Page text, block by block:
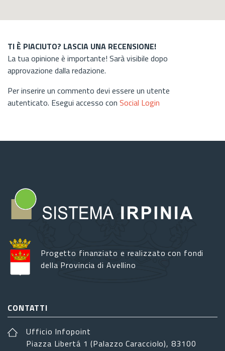
TI È PIACIUTO? LASCIA UNA RECENSIONE!
La tua opinione è importante! Sarà visibile dopo
approvazione dalla redazione.
Per inserire un commento devi essere un utente
autenticato. Esegui accesso con Social Login
Progetto finanziato e realizzato con fondi
della Provincia di Avellino
CONTATTI
Ufficio Infopoint
Piazza Libertá 1 (Palazzo Caracciolo), 83100